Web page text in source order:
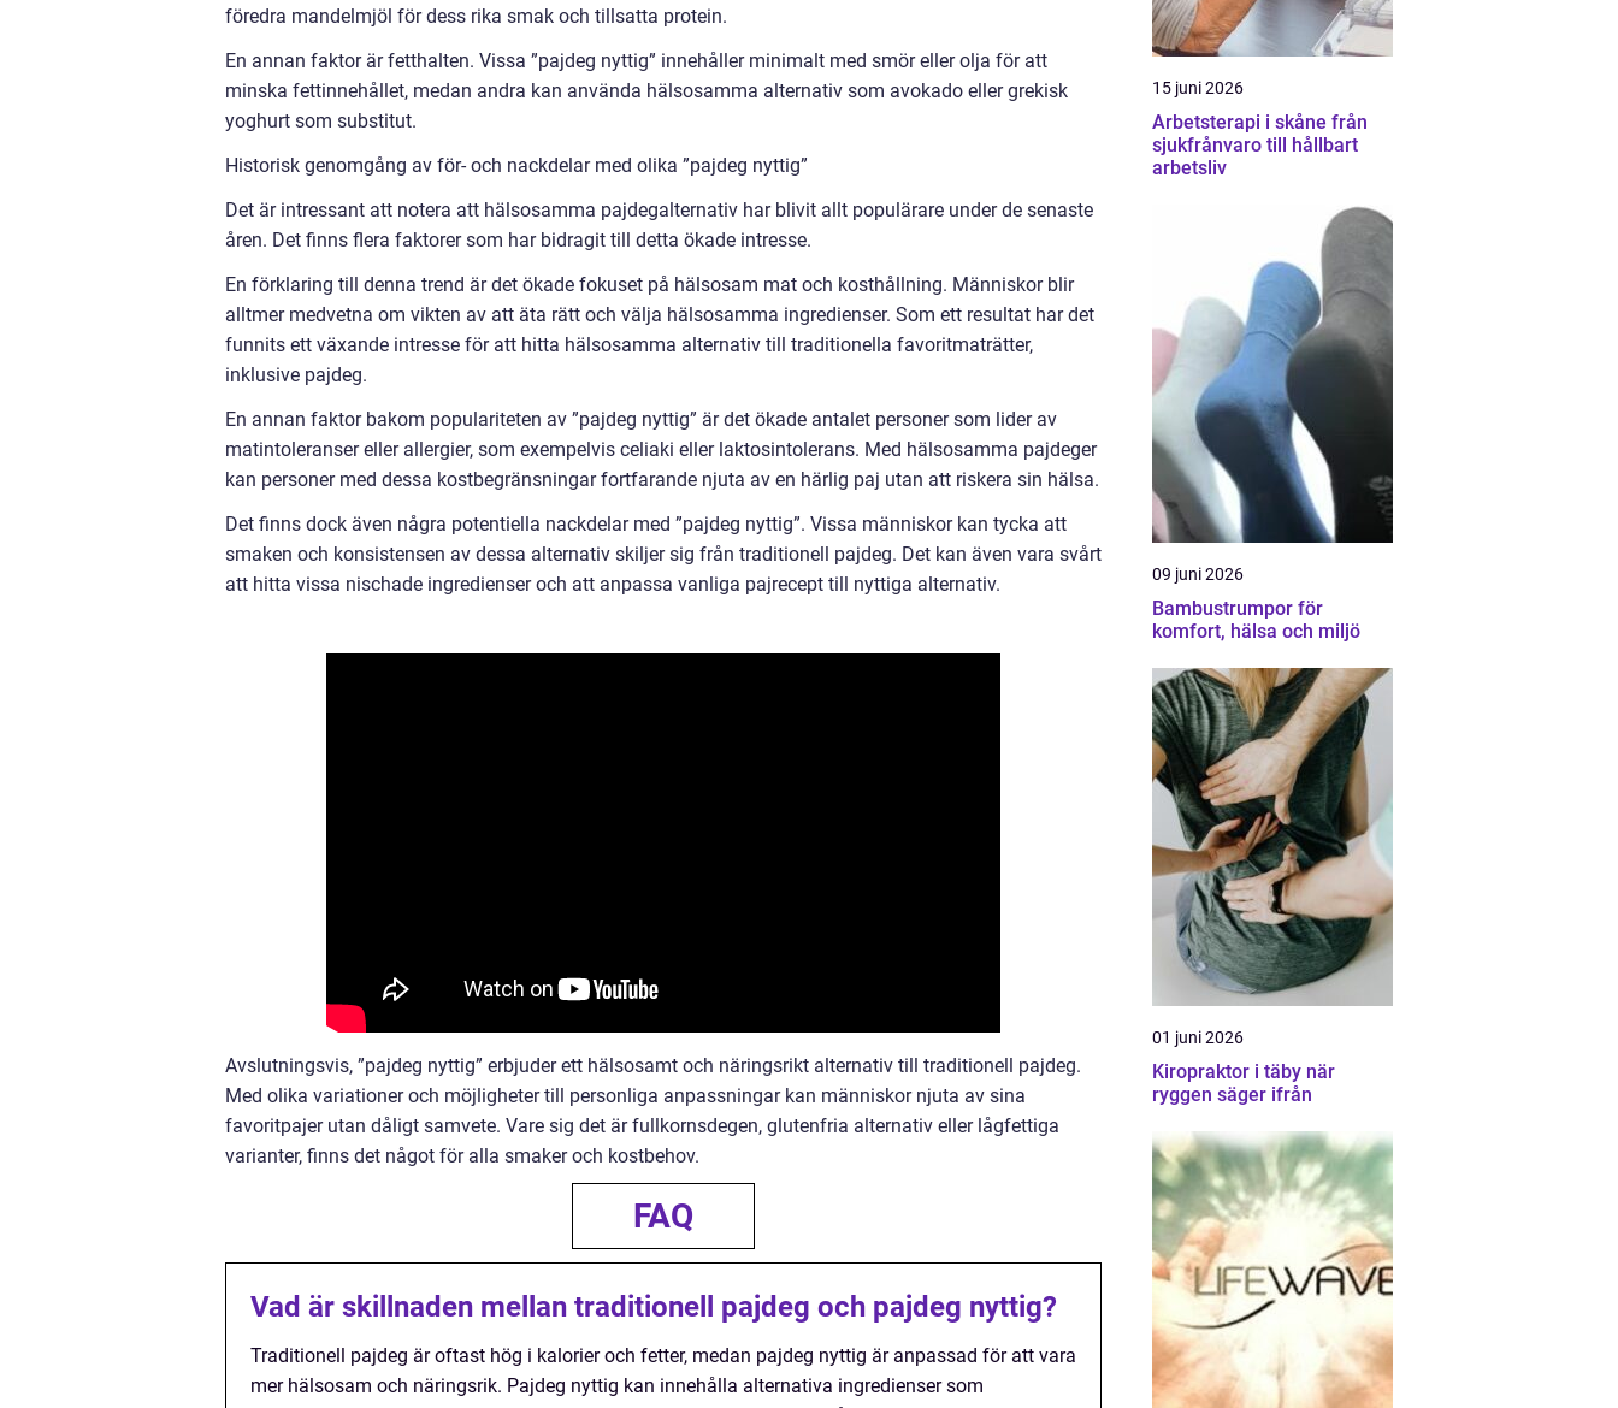
föredra mandelmjöl för dess rika smak och tillsatta protein.
En annan faktor är fetthalten. Vissa ”pajdeg nyttig” innehåller minimalt med smör eller olja för att
minska fettinnehållet, medan andra kan använda hälsosamma alternativ som avokado eller grekisk
yoghurt som substitut.
Historisk genomgång av för- och nackdelar med olika ”pajdeg nyttig”
Det är intressant att notera att hälsosamma pajdegalternativ har blivit allt populärare under de senaste
åren. Det finns flera faktorer som har bidragit till detta ökade intresse.
En förklaring till denna trend är det ökade fokuset på hälsosam mat och kosthållning. Människor blir
alltmer medvetna om vikten av att äta rätt och välja hälsosamma ingredienser. Som ett resultat har det
funnits ett växande intresse för att hitta hälsosamma alternativ till traditionella favoritmaträtter,
inklusive pajdeg.
En annan faktor bakom populariteten av ”pajdeg nyttig” är det ökade antalet personer som lider av
matintoleranser eller allergier, som exempelvis celiaki eller laktosintolerans. Med hälsosamma pajdeger
kan personer med dessa kostbegränsningar fortfarande njuta av en härlig paj utan att riskera sin hälsa.
Det finns dock även några potentiella nackdelar med ”pajdeg nyttig”. Vissa människor kan tycka att
smaken och konsistensen av dessa alternativ skiljer sig från traditionell pajdeg. Det kan även vara svårt
att hitta vissa nischade ingredienser och att anpassa vanliga pajrecept till nyttiga alternativ.
Avslutningsvis, ”pajdeg nyttig” erbjuder ett hälsosamt och näringsrikt alternativ till traditionell pajdeg.
Med olika variationer och möjligheter till personliga anpassningar kan människor njuta av sina
favoritpajer utan dåligt samvete. Vare sig det är fullkornsdegen, glutenfria alternativ eller lågfettiga
varianter, finns det något för alla smaker och kostbehov.
FAQ
Vad är skillnaden mellan traditionell pajdeg och pajdeg nyttig?
Traditionell pajdeg är oftast hög i kalorier och fetter, medan pajdeg nyttig är anpassad för att vara
mer hälsosam och näringsrik. Pajdeg nyttig kan innehålla alternativa ingredienser som
15 juni 2026
Arbetsterapi i skåne från
sjukfrånvaro till hållbart
arbetsliv
09 juni 2026
Bambustrumpor för
komfort, hälsa och miljö
01 juni 2026
Kiropraktor i täby när
ryggen säger ifrån